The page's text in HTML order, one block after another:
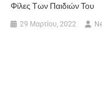
Φίλες Των Παιδιών Του
29 Μαρτίου, 2022